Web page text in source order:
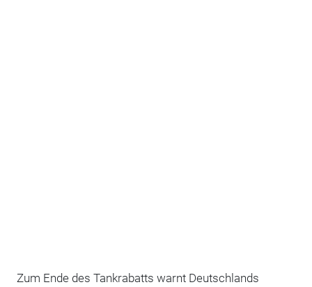
Zum Ende des Tankrabatts warnt Deutschlands